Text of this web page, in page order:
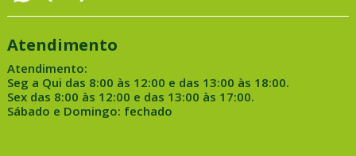
Atendimento
Atendimento:
Seg a Qui das 8:00 às 12:00 e das 13:00 às 18:00.
Sex das 8:00 às 12:00 e das 13:00 às 17:00.
Sábado e Domingo: fechado